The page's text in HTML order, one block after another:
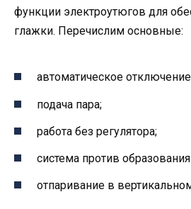
функции электроутюгов для
глажки. Перечислим основные:
автоматическое
подача пара;
работа без регулятора;
система против
отпаривание в